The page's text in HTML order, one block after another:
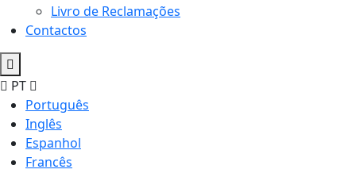
Livro de Reclamações
Contactos
PT
Português
Inglês
Espanhol
Francês